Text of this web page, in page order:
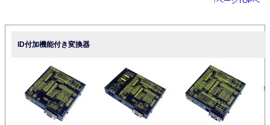
ID付加機能付き変換器